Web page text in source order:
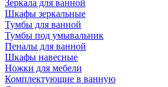
Зеркала для ванной
Шкафы зеркальные
Тумбы для ванной
Тумбы под умывальник
Пеналы для ванной
Шкафы навесные
Ножки для мебели
Комплектующие в ванную